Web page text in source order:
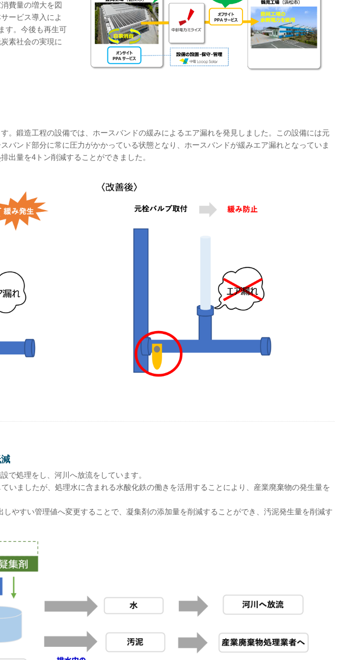
費量の増大を図
ービス導入によ
す。今後も再生可
素社会の実現に
。鍛造工程の設備では、ホースバンドの緩みによるエア漏れを発見しました。この設備には元
バンド部分に常に圧力がかかっている状態となり、ホースバンドが緩みエア漏れとなっていま
排出量を4トン削減することができました。
で処理をし、河川へ放流をしています。
いましたが、処理水に含まれる水酸化鉄の働きを活用することにより、産業廃棄物の発生量を
やすい管理値へ変更することで、凝集剤の添加量を削減することができ、汚泥発生量を削減す